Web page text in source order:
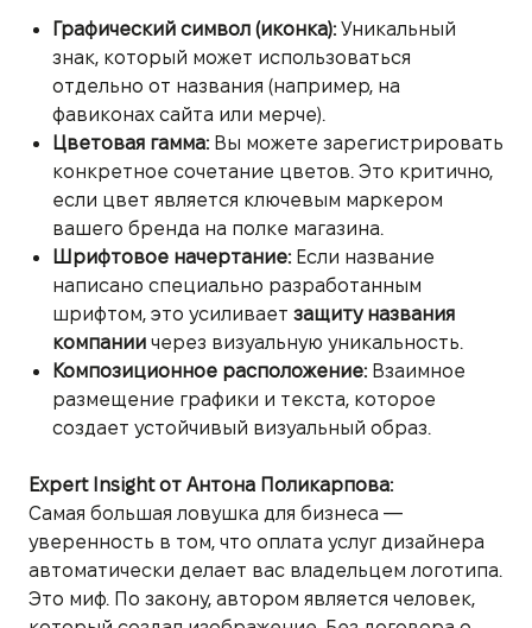
Графический символ (иконка):Уникальный
знак, который может использоваться
отдельно от названия (например, на
фавиконах сайта или мерче).
Цветовая гамма:Вы можете зарегистрировать
конкретное сочетание цветов. Это критично,
если цвет является ключевым маркером
вашего бренда на полке магазина.
Шрифтовое начертание:Если название
написано специально разработанным
шрифтом, это усиливает защиту названия
компании через визуальную уникальность.
Композиционное расположение:Взаимное
размещение графики и текста, которое
создает устойчивый визуальный образ.
Expert Insight от Антона Поликарпова:
Самая большая ловушка для бизнеса —
уверенность в том, что оплата услуг дизайнера
автоматически делает вас владельцем логотипа.
Это миф. По закону, автором является человек,